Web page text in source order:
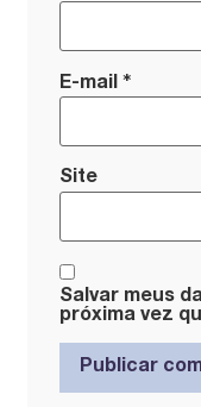
E-mail*
Site
Salvar meus
próxima vez